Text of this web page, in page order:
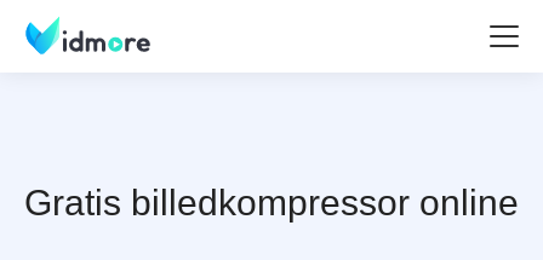
Gratis billedkompressor online